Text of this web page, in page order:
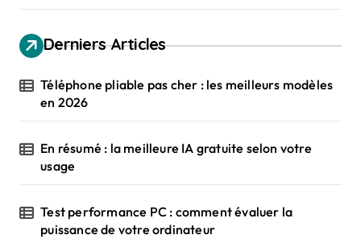
Derniers Articles
Téléphone pliable pas cher : les meilleurs modèles
en 2026
En résumé : la meilleure IA gratuite selon votre
usage
Test performance PC : comment évaluer la
puissance de votre ordinateur